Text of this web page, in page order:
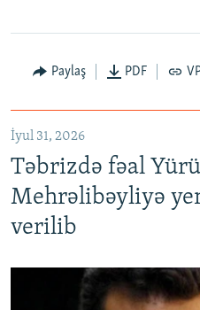
Paylaş PDF
İyul 31, 2026
Təbrizdə fəal
Mehrəlibəyliyə
verilib